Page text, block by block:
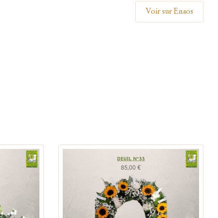
Voir sur Enaos